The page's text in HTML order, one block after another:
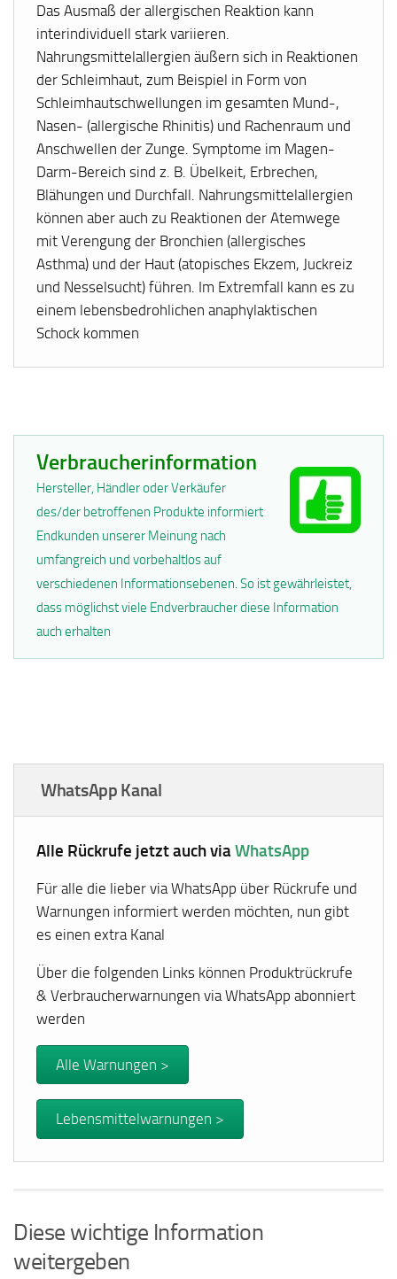
Das Ausmaß der allergischen Reaktion kann
interindividuell stark variieren.
Nahrungsmittelallergien äußern sich in Reaktionen
der Schleimhaut, zum Beispiel in Form von
Schleimhautschwellungen im gesamten Mund-,
Nasen- (allergische Rhinitis) und Rachenraum und
Anschwellen der Zunge. Symptome im Magen-
Darm-Bereich sind z. B. Übelkeit, Erbrechen,
Blähungen und Durchfall. Nahrungsmittelallergien
können aber auch zu Reaktionen der Atemwege
mit Verengung der Bronchien (allergisches
Asthma) und der Haut (atopisches Ekzem, Juckreiz
und Nesselsucht) führen. Im Extremfall kann es zu
einem lebensbedrohlichen anaphylaktischen
Schock kommen
Verbraucherinformation
Hersteller, Händler oder Verkäufer
des/der betroffenen Produkte informiert
Endkunden unserer Meinung nach
umfangreich und vorbehaltlos auf
verschiedenen Informationsebenen. So ist gewährleistet,
dass möglichst viele Endverbraucher diese Information
auch erhalten
WhatsApp Kanal
Alle Rückrufe jetzt auch viaWhatsApp
Für alle die lieber via WhatsApp über Rückrufe und
Warnungen informiert werden möchten, nun gibt
es einen extra Kanal
Über die folgenden Links können Produktrückrufe
& Verbraucherwarnungen via WhatsApp abonniert
werden
Alle Warnungen >
Lebensmittelwarnungen >
Diese wichtige Information
weitergeben